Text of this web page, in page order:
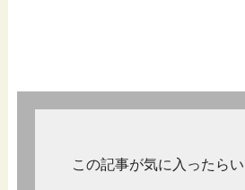
この記事が気に入ったら